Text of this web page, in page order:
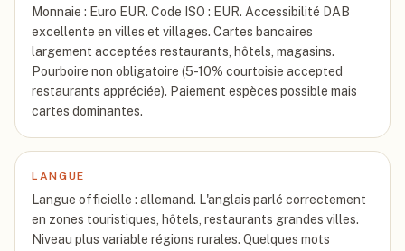
Monnaie : Euro EUR. Code ISO : EUR. Accessibilité DAB
excellente en villes et villages. Cartes bancaires
largement acceptées restaurants, hôtels, magasins.
Pourboire non obligatoire (5-10% courtoisie accepted
restaurants appréciée). Paiement espèces possible mais
cartes dominantes.
LANGUE
Langue officielle : allemand. L'anglais parlé correctement
en zones touristiques, hôtels, restaurants grandes villes.
Niveau plus variable régions rurales. Quelques mots